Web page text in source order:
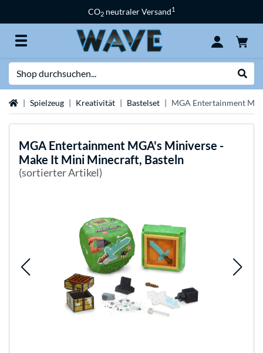
CO2 neutraler Versand1
StartseiteSpielzeug Kreativität Bastelset MGA Entertainment
MGA Entertainment MGA's Miniverse -
Make It Mini Minecraft, Basteln
(sortierter Artikel)